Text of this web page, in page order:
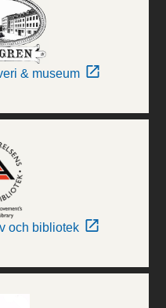
& museum
och bibliotek